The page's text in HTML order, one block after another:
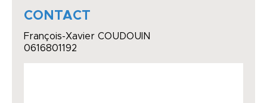
CONTACT
François-Xavier COUDOUIN
0616801192